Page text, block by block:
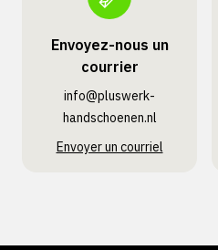
Envoyez-nous un
courrier
info@pluswerk­
handschoenen.nl
Envoyer un courriel